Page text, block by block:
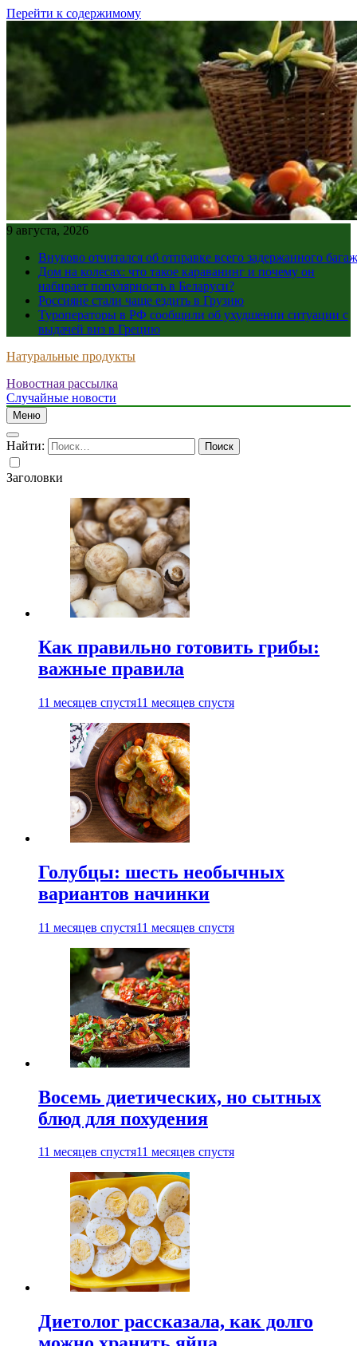
Перейти к содержимому
9 августа, 2026
Внуково отчитался об отправке всего задержанного
Дом на колесах: что такое караванинг и почему он
набирает популярность в Беларуси?
Россияне стали чаще ездить в Грузию
Туроператоры в РФ сообщили об ухудшении ситуации с
выдачей виз в Грецию
Натуральные продукты
Новостная рассылка
Случайные новости
Меню
Найти:
Заголовки
Как правильно готовить грибы:
важные правила
11 месяцев спустя11 месяцев спустя
Голубцы: шесть необычных
вариантов начинки
11 месяцев спустя11 месяцев спустя
Восемь диетических, но сытных
блюд для похудения
11 месяцев спустя11 месяцев спустя
Диетолог рассказала, как долго